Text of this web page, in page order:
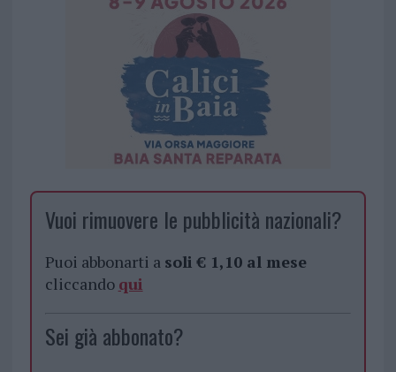
Vuoi rimuovere le pubblicità nazionali?
Puoi abbonarti a soli € 1,10 al mese
cliccando qui
Sei già abbonato?